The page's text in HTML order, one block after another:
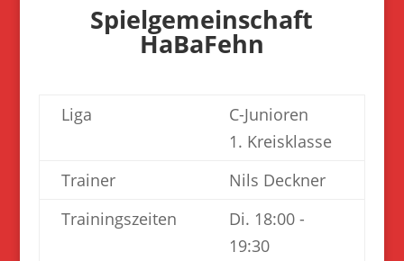
Spielgemeinschaft
HaBaFehn
Liga
C-Junioren
1. Kreisklasse
Trainer
Nils Deckner
Trainingszeiten
Di. 18:00 -
19:30